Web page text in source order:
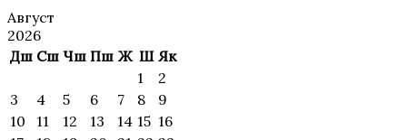
Август
2026
Дш Сш Чш Пш Ж Ш Як
1
2
3
4 5 6 7 8
9
10
11 12 13 14 15 16